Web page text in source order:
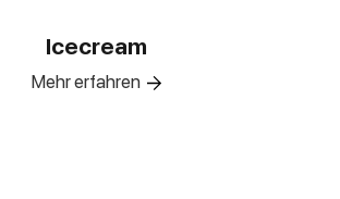
Icecream
Mehr erfahren